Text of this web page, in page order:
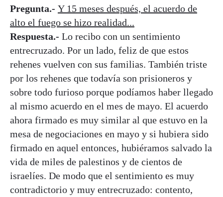
Pregunta.- Y 15 meses después, el acuerdo de
alto el fuego se hizo realidad...
Respuesta.- Lo recibo con un sentimiento
entrecruzado. Por un lado, feliz de que estos
rehenes vuelven con sus familias. También triste
por los rehenes que todavía son prisioneros y
sobre todo furioso porque podíamos haber llegado
al mismo acuerdo en el mes de mayo. El acuerdo
ahora firmado es muy similar al que estuvo en la
mesa de negociaciones en mayo y si hubiera sido
firmado en aquel entonces, hubiéramos salvado la
vida de miles de palestinos y de cientos de
israelíes. De modo que el sentimiento es muy
contradictorio y muy entrecruzado: contento,